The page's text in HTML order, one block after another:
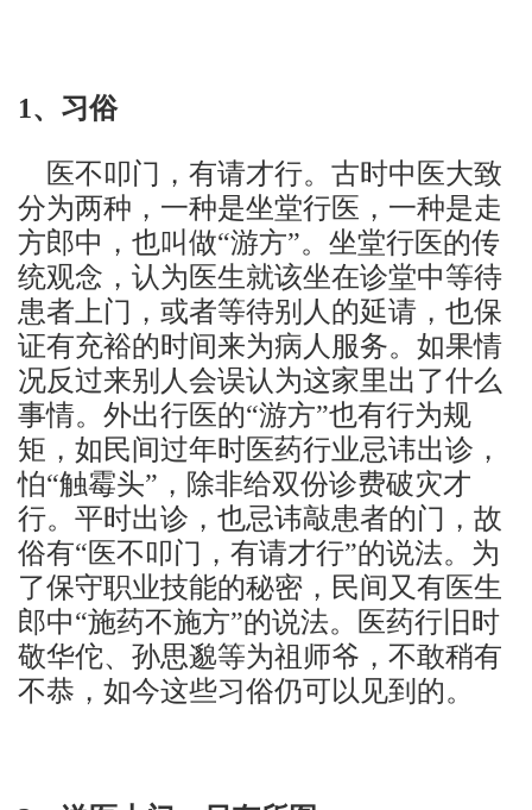
1、习俗
医不叩门，有请才行。古时中医大致
分为两种，一种是坐堂行医，一种是走
方郎中，也叫做“游方”。坐堂行医的传
统观念，认为医生就该坐在诊堂中等待
患者上门，或者等待别人的延请，也保
证有充裕的时间来为病人服务。如果情
况反过来别人会误认为这家里出了什么
事情。外出行医的“游方”也有行为规
矩，如民间过年时医药行业忌讳出诊，
怕“触霉头”，除非给双份诊费破灾才
行。平时出诊，也忌讳敲患者的门，故
俗有“医不叩门，有请才行”的说法。为
了保守职业技能的秘密，民间又有医生
郎中“施药不施方”的说法。医药行旧时
敬华佗、孙思邈等为祖师爷，不敢稍有
不恭，如今这些习俗仍可以见到的。